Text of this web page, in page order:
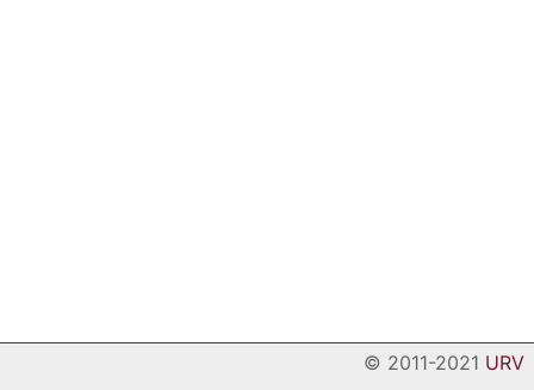
© 2011-2021 URV